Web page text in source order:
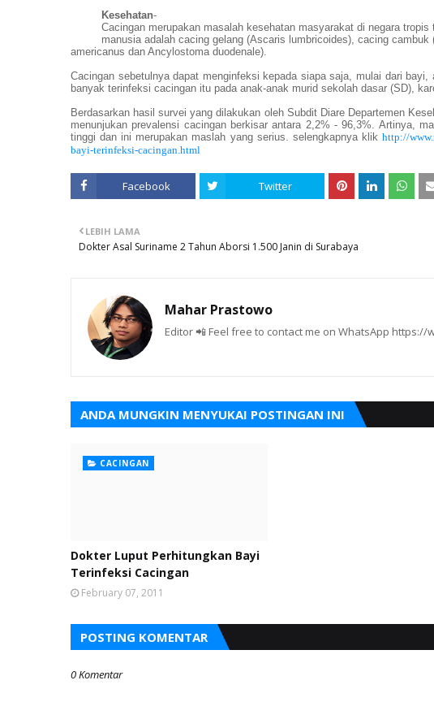
Kesehatan-
Cacingan merupakan masalah kesehatan masyarakat di negara
manusia adalah cacing gelang (Ascaris lumbricoides), cacing
americanus dan Ancylostoma duodenale).
Cacingan sebetulnya dapat menginfeksi kepada siapa saja, mulai dari
banyak terinfeksi cacingan itu pada anak-anak murid sekolah dasar (SD),
Berdasarkan hasil survei yang dilakukan oleh Subdit Diare Departemen
menunjukan prevalensi cacingan berkisar antara 2,2% - 96,3%. Artinya,
tinggi dan ini merupakan maslah yang serius. selengkapnya klik http://
bayi-terinfeksi-cacingan.html
Facebook Twitter
LEBIH LAMA
Dokter Asal Suriname 2 Tahun Aborsi 1.500 Janin di Surabaya
Mahar Prastowo
Editor 📲 Feel free to contact me on WhatsApp https://
ANDA MUNGKIN MENYUKAI POSTINGAN INI
CACINGAN
Dokter Luput Perhitungkan Bayi
Terinfeksi Cacingan
February 07, 2011
POSTING KOMENTAR
0 Komentar